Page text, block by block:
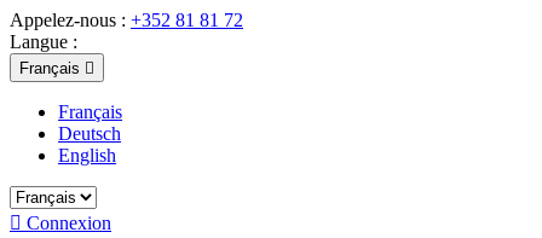
Appelez-nous : +352 81 81 72
Langue :
Français 
Français
Deutsch
English
 Connexion